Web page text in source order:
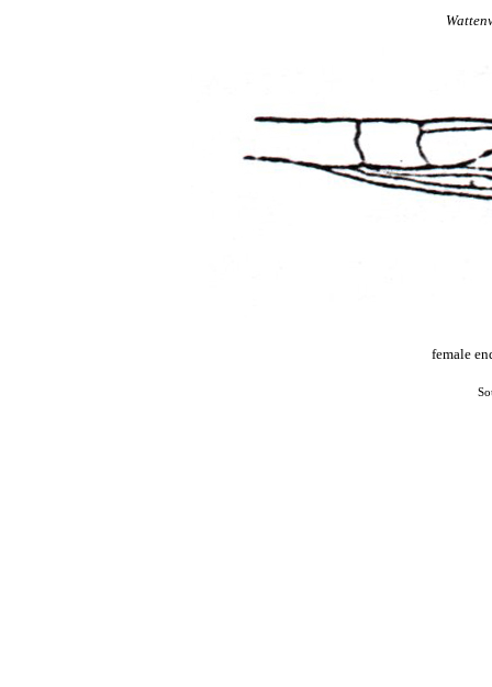
female